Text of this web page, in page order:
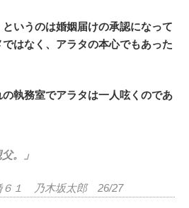
というのは婚姻届けの承認になって
はなく、アラタの本心でもあった
執務室でアラタは一人呟くのであ
。」
６１ 乃木坂太郎 26/27